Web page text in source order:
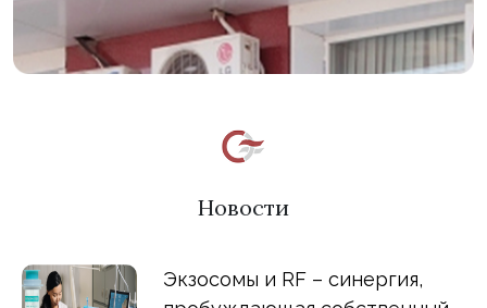
Новости
Экзосомы и RF – синергия,